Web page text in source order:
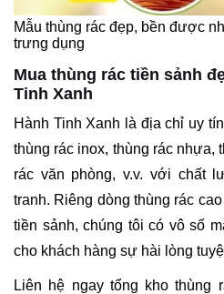
Mẫu thùng rác đẹp, bền được
trưng dụng
Mua thùng rác tiền sảnh
Tinh Xanh
Hành Tinh Xanh là địa chỉ uy
thùng rác inox, thùng rác nhựa,
rác văn phòng, v.v. với chất
tranh. Riêng dòng thùng rác
tiền sảnh, chúng tôi có vô số
cho khách hàng sự hài lòng
Liên hệ ngay tổng kho thùng